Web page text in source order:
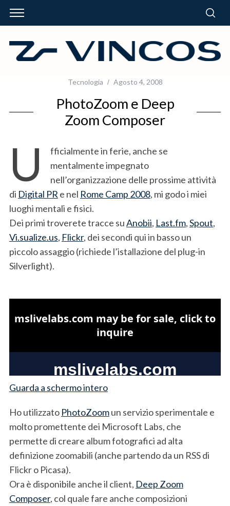
Tecnologia Agosto 4, 2008
PhotoZoom e Deep
Zoom Composer
U
fficialmente in ferie, anche se
mentalmente impegnato
nell’organizzazione delle prossime attività
di Digital PR e nel Rome Camp 2008, mi godo i miei
luoghi mentali e fisici.
Dei primi troverete tracce suAnobii, Last.fm,Spout,
Vi.sualize.us, Flickr, dei secondi qui in basso un
piccolo assaggio (richiede l’istallazione del plug-in
Silverlight).
Guarda a schermo intero
Ho utilizzato PhotoZoomun servizio sperimentale e
molto promettente dei Microsoft Labs, che
permette di creare album fotografici ad alta
definizione zoomabili (anche partendo da un RSS di
Flickr o Picasa).
Ora è disponibile anche il client, Deep Zoom
Composer, col quale fare anche composizioni